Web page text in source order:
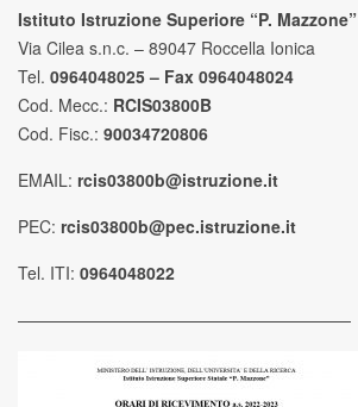
Istituto Istruzione Superiore “P. Mazzone”
Via Cilea s.n.c. – 89047 Roccella Ionica
Tel. 0964048025 – Fax 0964048024
Cod. Mecc.: RCIS03800B
Cod. Fisc.: 90034720806
EMAIL: rcis03800b@istruzione.it
PEC: rcis03800b@pec.istruzione.it
Tel. ITI: 0964048022
————————————————————